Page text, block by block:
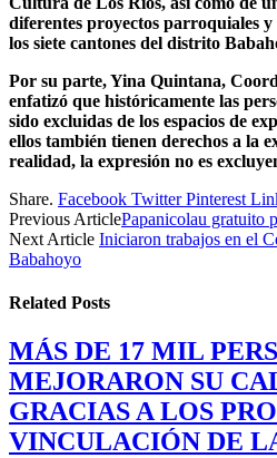
diferentes proyectos parroquiales y
los siete cantones del distrito
Por su parte, Yina Quintana,
enfatizó que históricamente las
sido excluidas de los espacios de
ellos también tienen derechos a la
realidad, la expresión no es
Share. Facebook Twitter Pinterest
Previous ArticlePapanicolau gratuito
Next Article Iniciaron trabajos en el
Babahoyo
Related Posts
MÁS DE 17 MIL
MEJORARON SU
GRACIAS A LOS
VINCULACIÓN DE